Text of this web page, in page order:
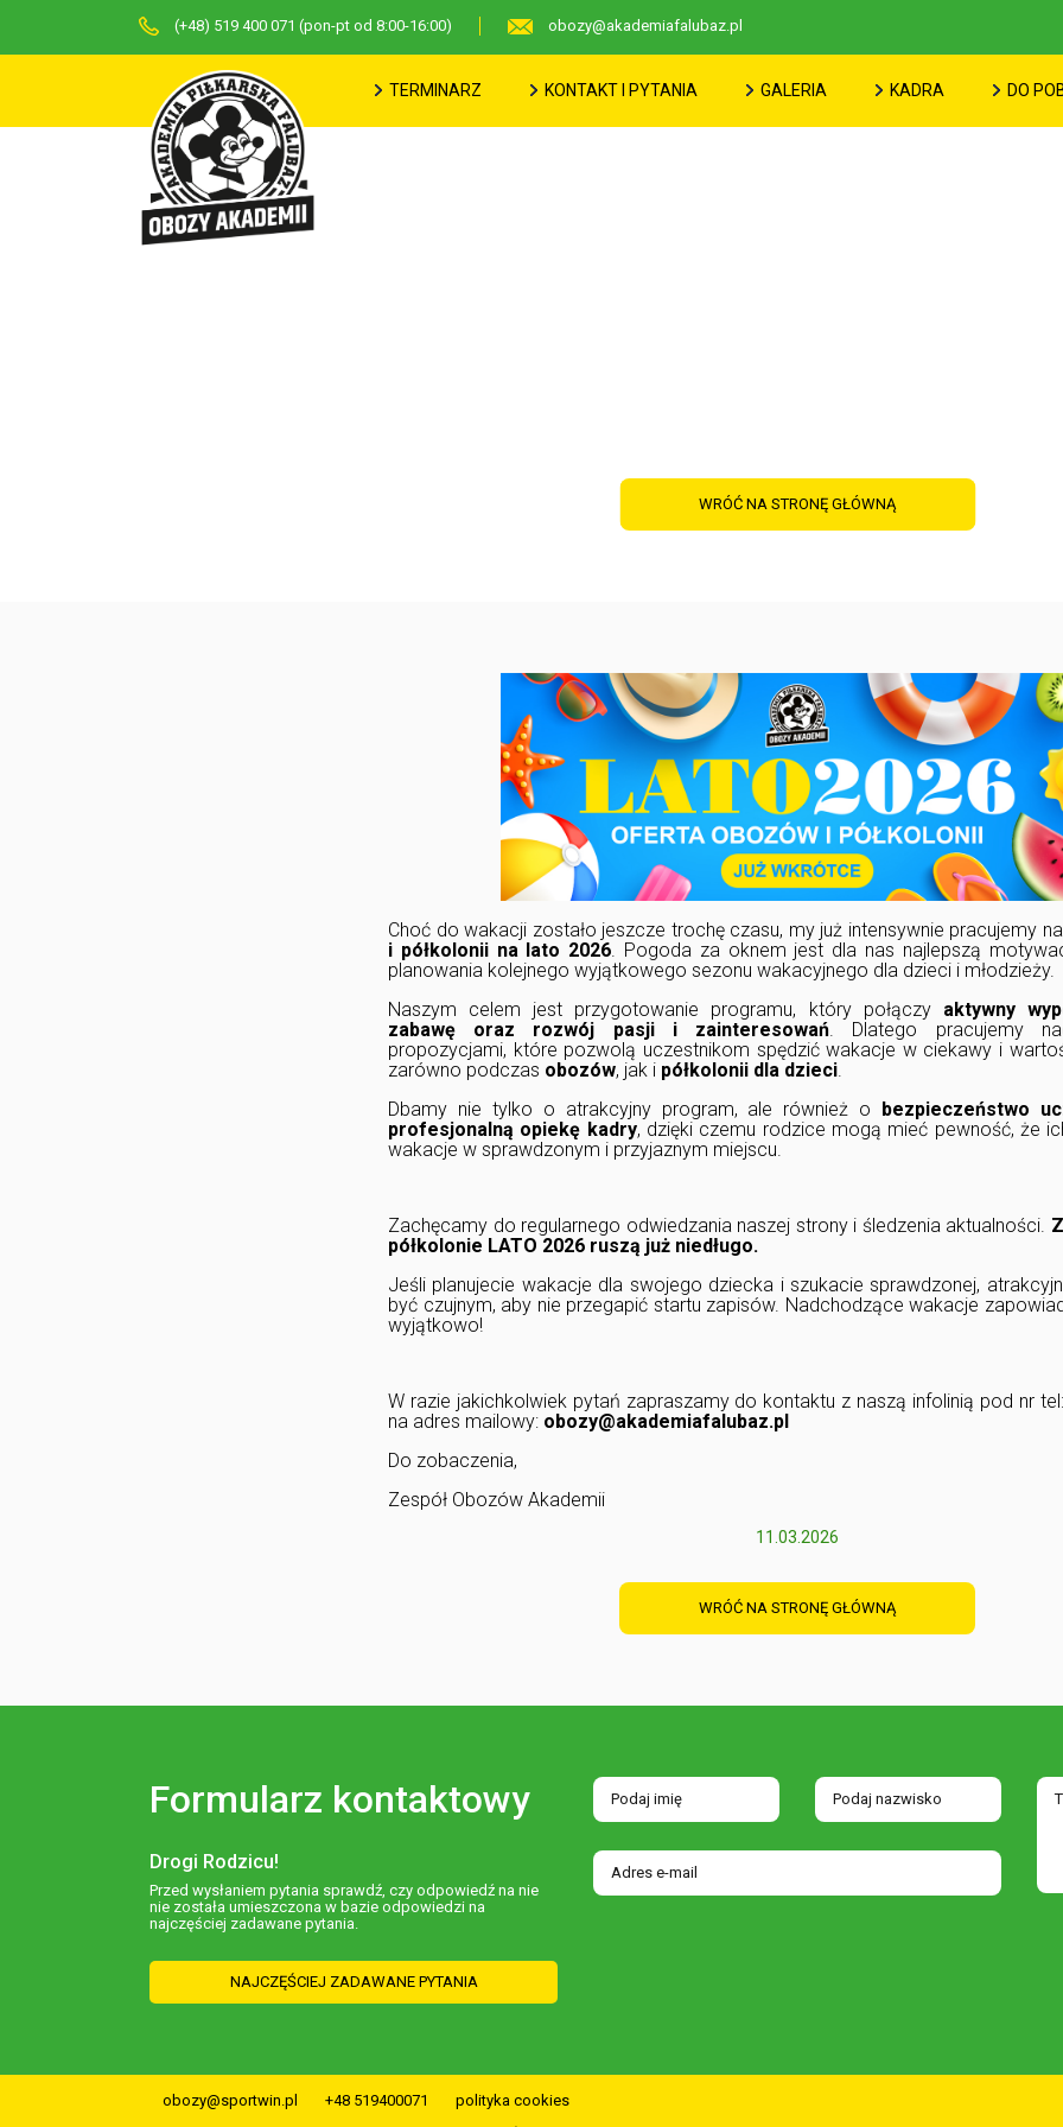
(+48) 519 400 071 (pon-pt od 8:00-16:00) obozy@akademiafalubaz.pl
TERMINARZ KONTAKT I PYTANIA GALERIA KADRA DO
WRÓĆ NA STRONĘ GŁÓWNĄ
Choć do wakacji zostało jeszcze trochę czasu, my już intensywnie pracujemy
i półkolonii na lato 2026. Pogoda za oknem jest dla nas najlepszą
planowania kolejnego wyjątkowego sezonu wakacyjnego dla dzieci i młodzieży.
Naszym celem jest przygotowanie programu, który połączy aktywny
zabawę oraz rozwój pasji i zainteresowań. Dlatego pracujemy
propozycjami, które pozwolą uczestnikom spędzić wakacje w ciekawy i
zarówno podczas obozów, jak i półkolonii dla dzieci.
Dbamy nie tylko o atrakcyjny program, ale również o bezpieczeństwo
profesjonalną opiekę kadry, dzięki czemu rodzice mogą mieć pewność, że
wakacje w sprawdzonym i przyjaznym miejscu.
Zachęcamy do regularnego odwiedzania naszej strony i śledzenia aktualności.
półkolonie LATO 2026 ruszą już niedługo.
Jeśli planujecie wakacje dla swojego dziecka i szukacie sprawdzonej,
być czujnym, aby nie przegapić startu zapisów. Nadchodzące wakacje
wyjątkowo!
W razie jakichkolwiek pytań zapraszamy do kontaktu z naszą infolinią pod nr
na adres mailowy: obozy@akademiafalubaz.pl
Do zobaczenia,
Zespół Obozów Akademii
11.03.2026
WRÓĆ NA STRONĘ GŁÓWNĄ
Formularz kontaktowy
Drogi Rodzicu!
Przed wysłaniem pytania sprawdź, czy odpowiedź na nie
nie została umieszczona w bazie odpowiedzi na
najczęściej zadawane pytania.
NAJCZĘŚCIEJ ZADAWANE PYTANIA
obozy@sportwin.pl +48 519400071
polityka cookies